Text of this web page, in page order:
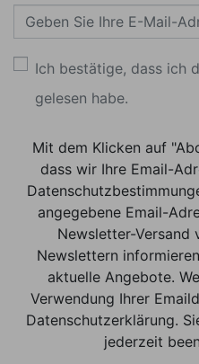
Ich bestätige, dass ich
gelesen habe.
Mit dem Klicken auf
dass wir Ihre Email-
angegebene Email-
Newsletter-Versand
Newslettern
aktuelle Angebote.
Verwendung Ihrer
Datenschutzerklärung.
jederzeit